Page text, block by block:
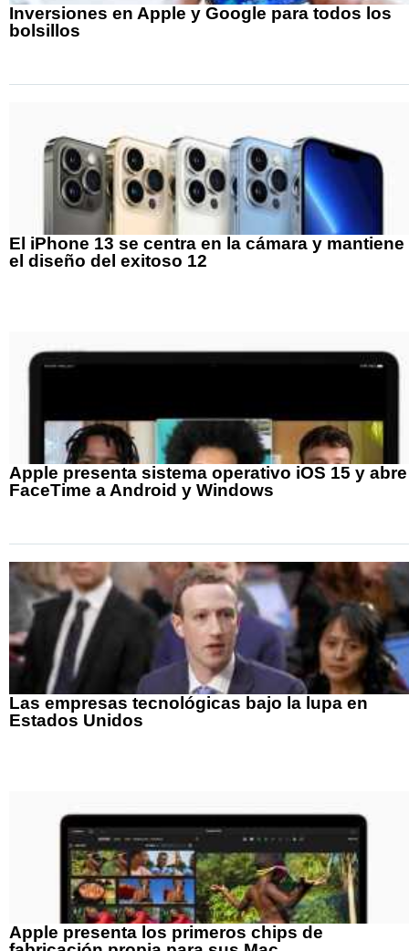
Inversiones en Apple y Google para todos los
bolsillos
El iPhone 13 se centra en la cámara y mantiene
el diseño del exitoso 12
Apple presenta sistema operativo iOS 15 y abre
FaceTime a Android y Windows
Las empresas tecnológicas bajo la lupa en
Estados Unidos
Apple presenta los primeros chips de